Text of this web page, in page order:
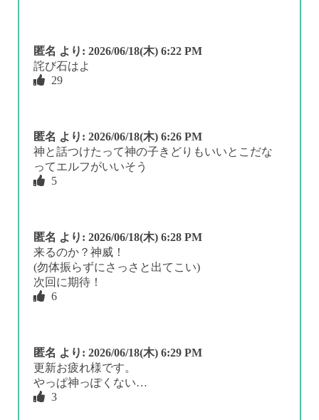
匿名 より: 2026/06/18(木) 6:22 PM
詫び石はよ
29
匿名 より: 2026/06/18(木) 6:26 PM
神と話つけたって神の子きどりもいいとこだな
ってエルフがいいそう
5
匿名 より: 2026/06/18(木) 6:28 PM
来るのか？神威！
(勿体振らずにさっさと出てこい)
次回に期待！
6
匿名 より: 2026/06/18(木) 6:29 PM
更新お疲れ様です。
やっぱ神っぽくない…
3